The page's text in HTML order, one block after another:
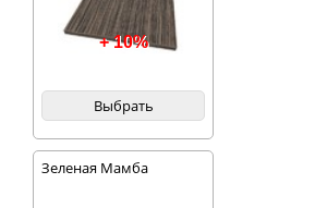
+ 10%
Выбрать
Зеленая Мамба